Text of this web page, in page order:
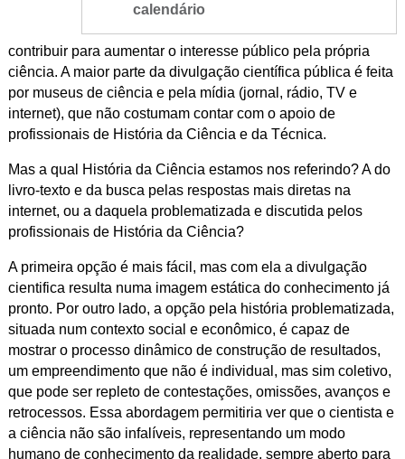
calendário
contribuir para aumentar o interesse público pela própria
ciência. A maior parte da divulgação científica pública é feita
por museus de ciência e pela mídia (jornal, rádio, TV e
internet), que não costumam contar com o apoio de
profissionais de História da Ciência e da Técnica.
Mas a qual História da Ciência estamos nos referindo? A do
livro-texto e da busca pelas respostas mais diretas na
internet, ou a daquela problematizada e discutida pelos
profissionais de História da Ciência?
A primeira opção é mais fácil, mas com ela a divulgação
cientifica resulta numa imagem estática do conhecimento já
pronto. Por outro lado, a opção pela história problematizada,
situada num contexto social e econômico, é capaz de
mostrar o processo dinâmico de construção de resultados,
um empreendimento que não é individual, mas sim coletivo,
que pode ser repleto de contestações, omissões, avanços e
retrocessos. Essa abordagem permitiria ver que o cientista e
a ciência não são infalíveis, representando um modo
humano de conhecimento da realidade, sempre aberto para